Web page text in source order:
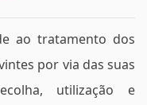
ao tratamento dos
por via das suas
utilização e